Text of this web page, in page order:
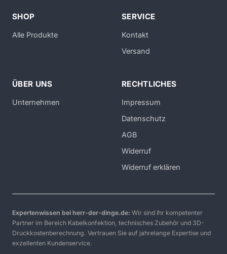
SHOP
Alle Produkte
SERVICE
Kontakt
Versand
ÜBER UNS
Unternehmen
RECHTLICHES
Impressum
Datenschutz
AGB
Widerruf
Widerruf erklären
Expertenwissen bei herr-der-dinge.de: Wir sind Ihr kompetenter
Partner im Bereich Kabelkonfektion, technisches Zubehör und 3D-
Druckkostenberechnung. Vertrauen Sie auf jahrelange Expertise und
exzellenten Kundenservice.